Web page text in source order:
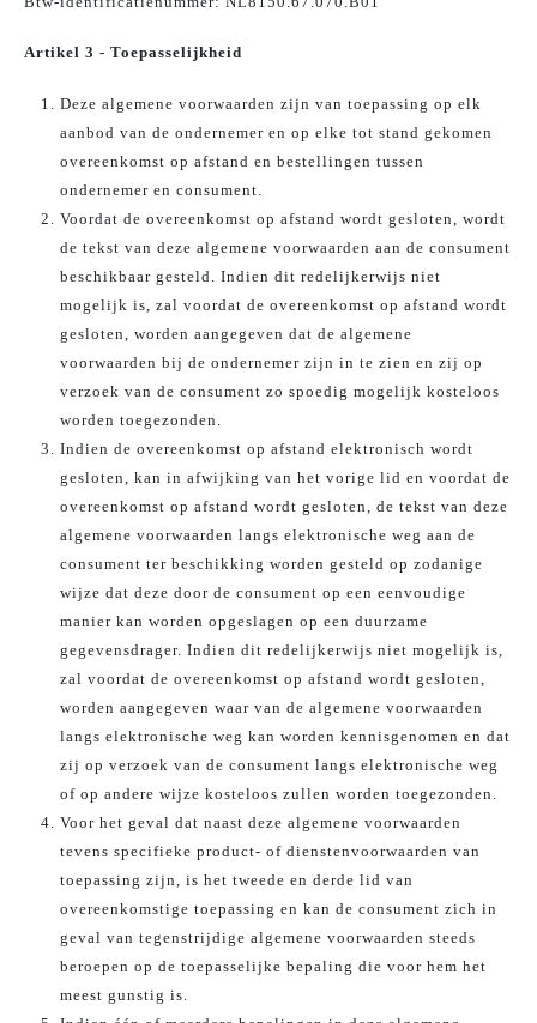
Artikel 3 - Toepasselijkheid
Deze algemene voorwaarden zijn van toepassing op elk
aanbod van de ondernemer en op elke tot stand gekomen
overeenkomst op afstand en bestellingen tussen
ondernemer en consument.
Voordat de overeenkomst op afstand wordt gesloten, wordt
de tekst van deze algemene voorwaarden aan de consument
beschikbaar gesteld. Indien dit redelijkerwijs niet
mogelijk is, zal voordat de overeenkomst op afstand wordt
gesloten, worden aangegeven dat de algemene
voorwaarden bij de ondernemer zijn in te zien en zij op
verzoek van de consument zo spoedig mogelijk kosteloos
worden toegezonden.
Indien de overeenkomst op afstand elektronisch wordt
gesloten, kan in afwijking van het vorige lid en voordat de
overeenkomst op afstand wordt gesloten, de tekst van deze
algemene voorwaarden langs elektronische weg aan de
consument ter beschikking worden gesteld op zodanige
wijze dat deze door de consument op een eenvoudige
manier kan worden opgeslagen op een duurzame
gegevensdrager. Indien dit redelijkerwijs niet mogelijk is,
zal voordat de overeenkomst op afstand wordt gesloten,
worden aangegeven waar van de algemene voorwaarden
langs elektronische weg kan worden kennisgenomen en dat
zij op verzoek van de consument langs elektronische weg
of op andere wijze kosteloos zullen worden toegezonden.
Voor het geval dat naast deze algemene voorwaarden
tevens specifieke product- of dienstenvoorwaarden van
toepassing zijn, is het tweede en derde lid van
overeenkomstige toepassing en kan de consument zich in
geval van tegenstrijdige algemene voorwaarden steeds
beroepen op de toepasselijke bepaling die voor hem het
meest gunstig is.